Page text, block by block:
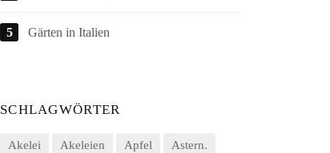
Gärten in Italien
SCHLAGWÖRTER
Akelei Akeleien Apfel Astern.